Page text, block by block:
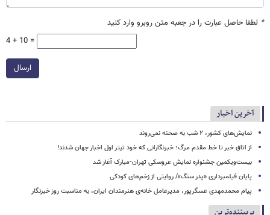
* لطفا حاصل عبارت را در جعبه متن روبرو وارد کنید
4 + 10 =
ارسال
آخرین اخبار
نمایش‌های کشور، ٢ شب به صحنه نمی‌روند
از اتاق خبر تا خط مقدم مرگ؛ خبرنگارانی که خود تیتر اول اخبار جهان شدند!
بیست‌ویکمین جشنواره نمایش عروسکی تهران-مبارک آغاز شد
پایان فیلمبرداری «پدر سنگ»/ روایتی از زخم‌های کودکی
پیام محمدمهدی عسگرپور، مدیرعامل خانه‌ی هنرمندان ایران، به مناسبت روز خبرنگار
پربیننده‌ترین